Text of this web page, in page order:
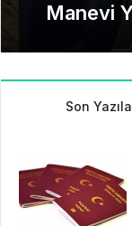
Manevi
Son